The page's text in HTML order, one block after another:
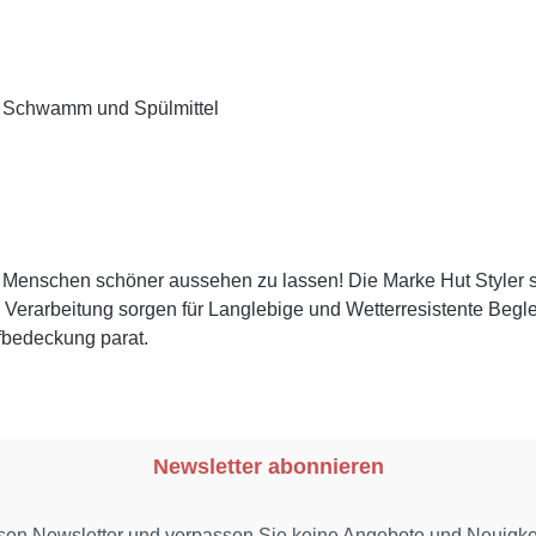
und Spülmittel
schöner aussehen zu lassen! Die Marke Hut
sorgen für Langlebige und Wetterresistente
parat.
Newsletter abonnieren